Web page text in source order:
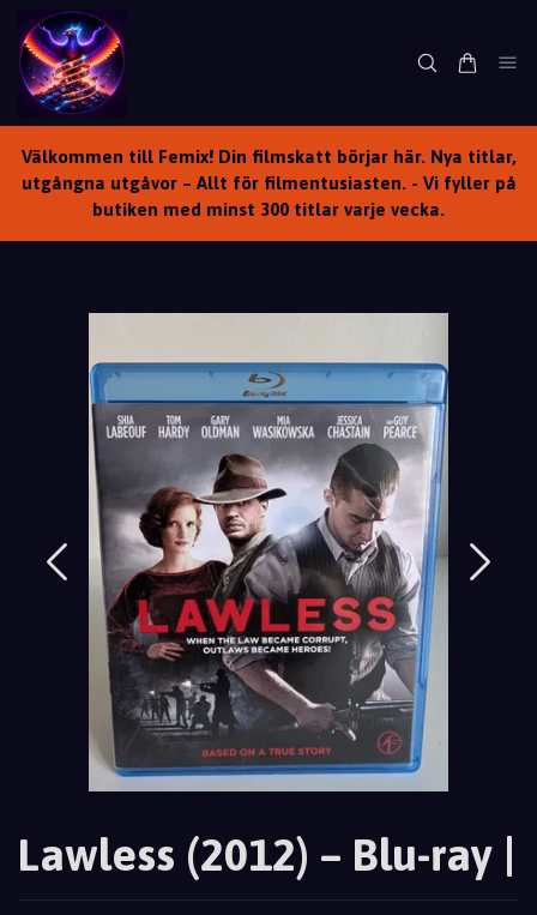
Välkommen till Femix! Din filmskatt börjar här. Nya titlar,
utgångna utgåvor – Allt för filmentusiasten. - Vi fyller på
butiken med minst 300 titlar varje vecka.
Lawless (2012) – Blu-ray |